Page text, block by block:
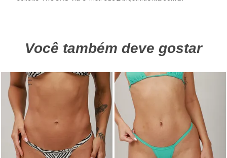
Você também deve gostar